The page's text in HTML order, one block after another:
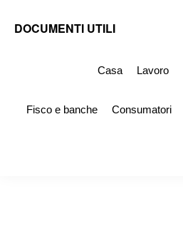
DOCUMENTI UTILI
Simile
Casa Lavoro
Fisco e banche Consumatori